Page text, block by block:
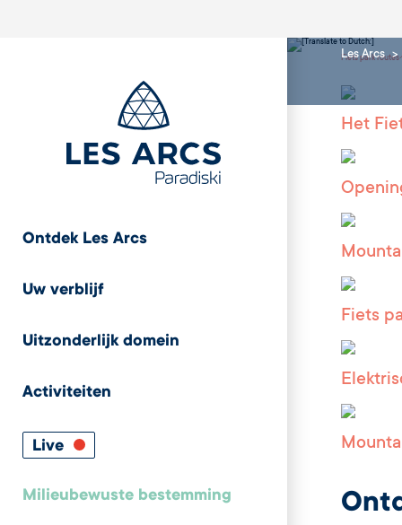
Ontdek Les Arcs
Uw verblijf
Uitzonderlijk domein
Activiteiten
Live
Milieubewuste bestemming
Les Arcs
Fiets park routes
Het
Fiets